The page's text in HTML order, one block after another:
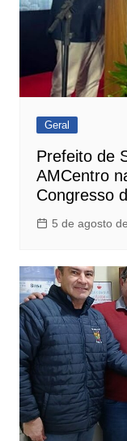
Geral
Prefeito de
AMCentro
Congresso
5 de agosto